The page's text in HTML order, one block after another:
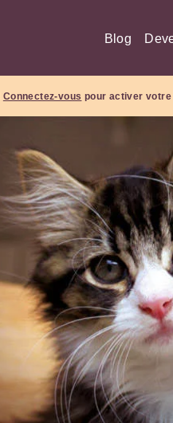
Blog
Connectez-vous pour activer votre